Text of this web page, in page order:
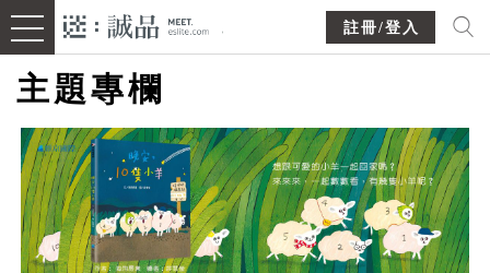
註冊/登入
主題專欄